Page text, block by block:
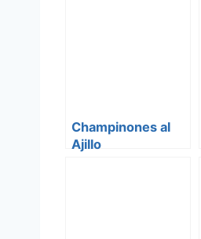
Champinones al
Ajillo